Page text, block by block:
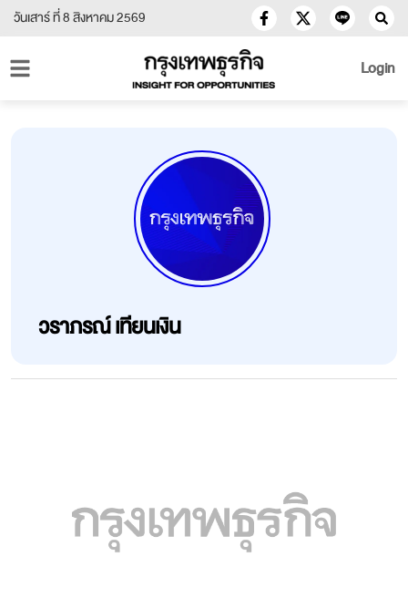
วันเสาร์ ที่ 8 สิงหาคม 2569
Login
วราภรณ์ เทียนเงิน